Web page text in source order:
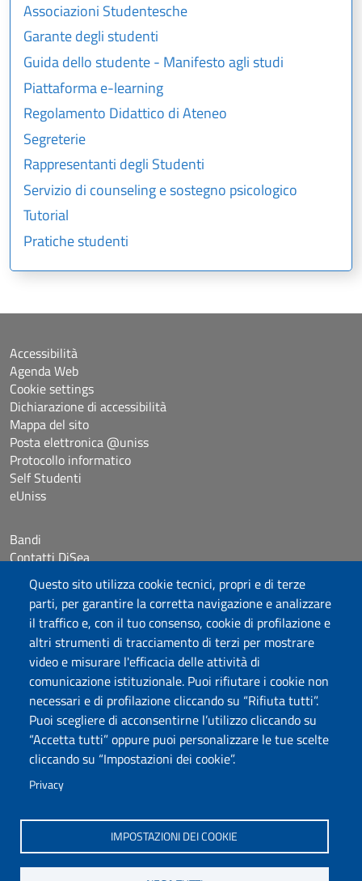
Questo sito utilizza cookie tecnici, propri e di terze
parti, per garantire la corretta navigazione e analizzare
il traffico e, con il tuo consenso, cookie di profilazione e
altri strumenti di tracciamento di terzi per mostrare
video e misurare l'efficacia delle attività di
comunicazione istituzionale. Puoi rifiutare i cookie non
necessari e di profilazione cliccando su “Rifiuta tutti”.
Puoi scegliere di acconsentirne l’utilizzo cliccando su
“Accetta tutti” oppure puoi personalizzare le tue scelte
cliccando su “Impostazioni dei cookie”.
Privacy
IMPOSTAZIONI DEI COOKIE
Associazioni Studentesche
Garante degli studenti
Guida dello studente - Manifesto agli studi
Piattaforma e-learning
Regolamento Didattico di Ateneo
Segreterie
Rappresentanti degli Studenti
Servizio di counseling e sostegno psicologico
Tutorial
Pratiche studenti
Università degli Studi di Sassari
Dipartimento di Scienze Economiche e Aziendali
Via Muroni 25, 07100 Sassari
Tel: +39 079 213001
Fax: +39 079 213002
E-mail: disea@uniss.it
Coordinate GPS
Accessibilità
Agenda Web
Cookie settings
Dichiarazione di accessibilità
Mappa del sito
Posta elettronica @uniss
Protocollo informatico
Self Studenti
eUniss
Bandi
Contatti DiSea
Occupazione giornaliera aule
Prenotazione Sala riunioni
Seguici su